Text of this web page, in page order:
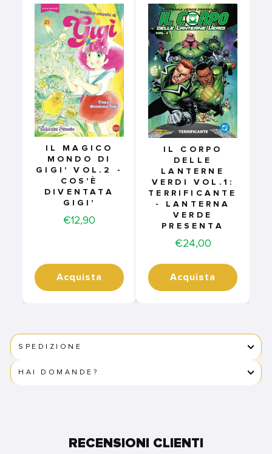
IL MAGICO
MONDO DI
GIGI' VOL.2 -
COS'È
DIVENTATA
GIGI'
Price
€12,90
Acquista
IL CORPO
DELLE
LANTERNE
VERDI VOL.1:
TERRIFICANTE
- LANTERNA
VERDE
PRESENTA
Price
€24,00
Acquista
SPEDIZIONE
HAI DOMANDE?
RECENSIONI CLIENTI